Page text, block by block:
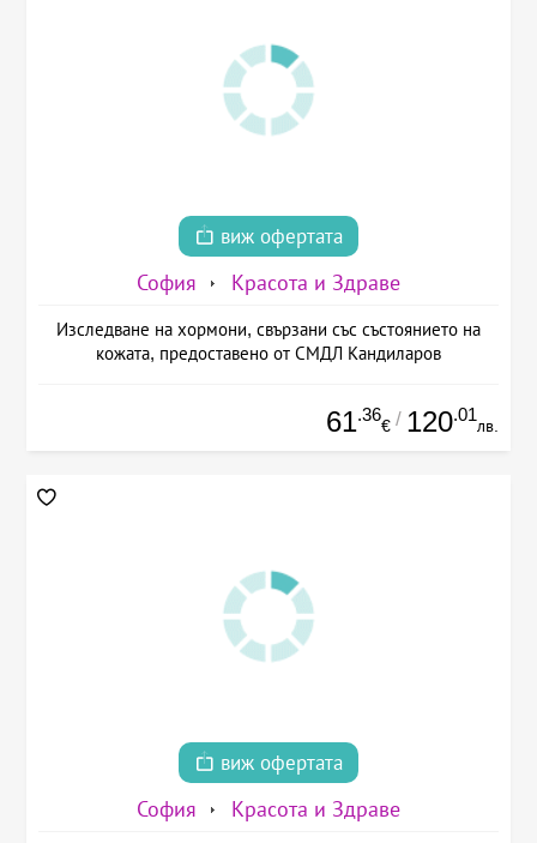
виж офертата
София Красота и Здраве
Изследване на хормони, свързани със състоянието на
кожата, предоставено от СМДЛ Кандиларов
61.36
€ / 120.01
лв.
виж офертата
София Красота и Здраве